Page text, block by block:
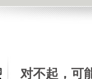
对不起，可